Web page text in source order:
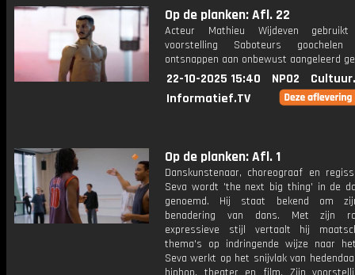
Op de planken: Afl. 22
Acteur Mathieu Wijdeven
voorstelling Saboteurs
ontsnappen aan onbewust aangeleerd
22-10-2025 15:40 NPO2
Informatief.TV
Op de planken: Afl. 1
Danskunstenaar, choreograaf en
Seva wordt 'the next big thing' in de
genoemd. Hij staat bekend om
benadering van dans. Met zijn
expressieve stijl vertaalt hij
thema's op indringende wijze naar
Seva werkt op het snijvlak van